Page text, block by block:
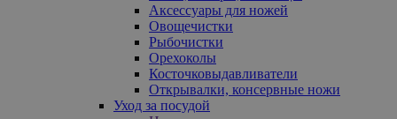
Аксессуары для ножей
Овощечистки
Рыбочистки
Орехоколы
Косточковыдавливатели
Открывалки, консервные ножи
Уход за посудой